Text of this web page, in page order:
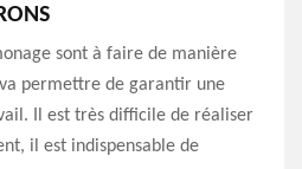
sont à faire de manière
permettre de garantir une
Il est très difficile de réaliser
il est indispensable de